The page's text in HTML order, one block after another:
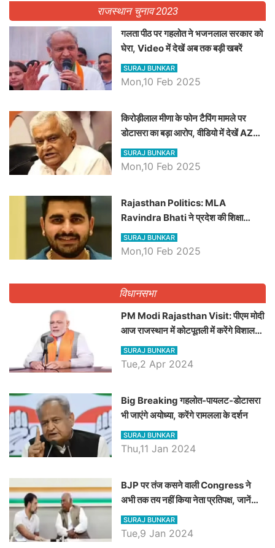
राजस्थान चुनाव 2023
गलता पीठ पर गहलोत ने भजनलाल सरकार को
घेरा, Video में देखें अब तक बड़ी खबरें
SURAJ BUNKAR
Mon,10 Feb 2025
किरोड़ीलाल मीणा के फोन टैपिंग मामले पर
डोटासरा का बड़ा आरोप, वीडियो में देखें AZ
बड़ी खबरें
SURAJ BUNKAR
Mon,10 Feb 2025
Rajasthan Politics: MLA
Ravindra Bhati ने प्रदेश की शिक्षा
व्यवस्था पर उठाए सवाल, Madan
Dilawar पर हमला करते हुए गिनवाये खाली
SURAJ BUNKAR
Mon,10 Feb 2025
विधानसभा
PM Modi Rajasthan Visit: पीएम मोदी
आज राजस्थान में कोटपूतली में करेंगे विशाल
रैली, एक सभा से 8 सीटों पर साधेगें निशाना
SURAJ BUNKAR
Tue,2 Apr 2024
Big Breaking गहलोत-पायलट-डोटासरा
भी जाएंगे अयोध्या, करेंगे रामलला के दर्शन
SURAJ BUNKAR
Thu,11 Jan 2024
BJP पर तंज कसने वाली Congress ने
अभी तक तय नहीं किया नेता प्रतिपक्ष, जानें
कौन होगा दावेदार
SURAJ BUNKAR
Tue,9 Jan 2024